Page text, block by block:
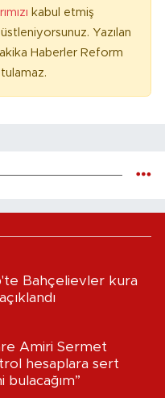
kabul etmiş
Yazılan
Haberler Reform
Bahçelievler kura
Amiri Sermet
hesaplara sert
bulacağım”